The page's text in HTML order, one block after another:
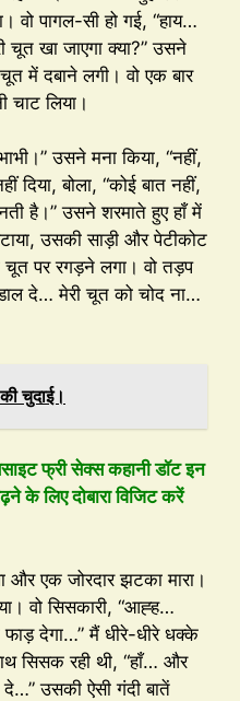
पागल-सी हो गई, “हाय…
चूत खा जाएगा क्या?” उसने
में दबाने लगी। वो एक बार
चाट लिया।
उसने मना किया, “नहीं,
दिया, बोला, “कोई बात नहीं,
है।” उसने शरमाते हुए हाँ में
उसकी साड़ी और पेटीकोट
पर रगड़ने लगा। वो तड़प
दे… मेरी चूत को चोद ना…
चुदाई।
फ्री सेक्स कहानी डॉट इन
के लिए दोबारा विजिट करें
एक जोरदार झटका मारा।
वो सिसकारी, “आह्ह…
देगा…” मैं धीरे-धीरे धक्के
सिसक रही थी, “हाँ… और
उसकी ऐसी गंदी बातें